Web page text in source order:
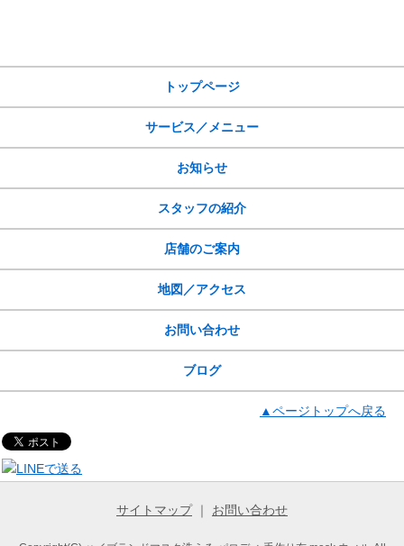
トップページ
サービス／メニュー
お知らせ
スタッフの紹介
店舗のご案内
地図／アクセス
お問い合わせ
ブログ
▲ページトップへ戻る
サイトマップ｜ お問い合わせ